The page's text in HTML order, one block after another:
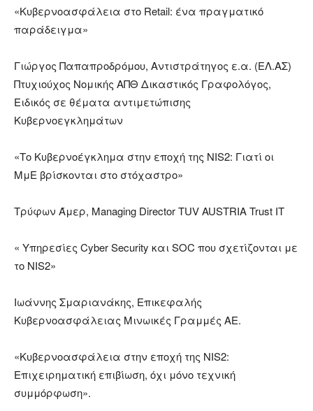
«Κυβερνοασφάλεια στο Retail: ένα πραγματικό
παράδειγμα»
Γιώργος Παπαπροδρόμου, Αντιστράτηγος ε.α. (ΕΛ.ΑΣ)
Πτυχιούχος Νομικής ΑΠΘ Δικαστικός Γραφολόγος,
Ειδικός σε θέματα αντιμετώπισης
Κυβερνοεγκλημάτων
«Το Κυβερνοέγκλημα στην εποχή της NIS2: Γιατί οι
ΜμΕ βρίσκονται στο στόχαστρο»
Τρύφων Άμερ, Managing Director TUV AUSTRIA Trust IT
« Υπηρεσίες Cyber Security και SOC που σχετίζονται με
το NIS2»
Ιωάννης Σμαριανάκης, Επικεφαλής
Κυβερνοασφάλειας Μινωικές Γραμμές ΑΕ.
«Κυβερνοασφάλεια στην εποχή της NIS2:
Επιχειρηματική επιβίωση, όχι μόνο τεχνική
συμμόρφωση».